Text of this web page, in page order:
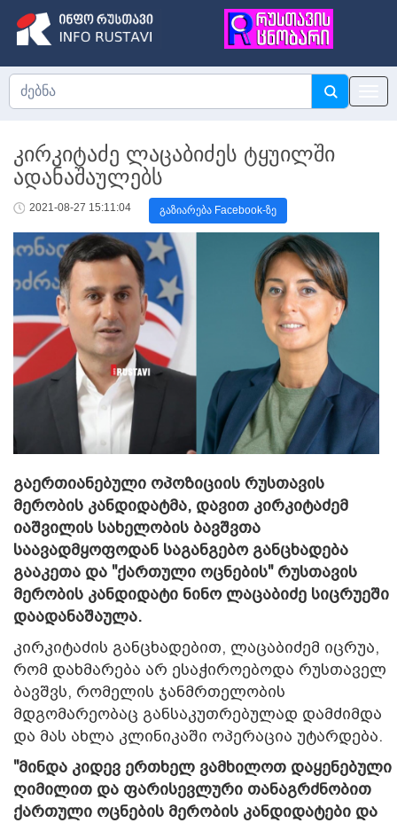
კირკიტაძე ლაცაბიძეს ტყუილში
ადანაშაულებს
2021-08-27 15:11:04 გაზიარება Facebook-ზე
გაერთიანებული ოპოზიციის რუსთავის
მერობის კანდიდატმა, დავით კირკიტაძემ
იაშვილის სახელობის ბავშვთა
საავადმყოფოდან საგანგებო განცხადება
გააკეთა და "ქართული ოცნების" რუსთავის
მერობის კანდიდატი ნინო ლაცაბიძე სიცრუეში
დაადანაშაულა.
კირკიტაძის განცხადებით, ლაცაბიძემ იცრუა,
რომ დახმარება არ ესაჭიროებოდა რუსთაველ
ბავშვს, რომელის ჯანმრთელობის
მდგომარეობაც განსაკუთრებულად დამძიმდა
და მას ახლა კლინიკაში ოპერაცია უტარდება.
"მინდა კიდევ ერთხელ ვამხილოთ დაყენებული
ღიმილით და ფარისევლური თანაგრძნობით
ქართული ოცნების მერობის კანდიდატები და